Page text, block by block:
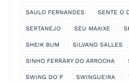
SAULO FERNANDES SENTE O
SERTANEJO SEU MAXIXE
SHEIK BUM SILVANO SALLES
SINHO FERRARY DO ARROCHA
SWING DO P SWINGUEIRA